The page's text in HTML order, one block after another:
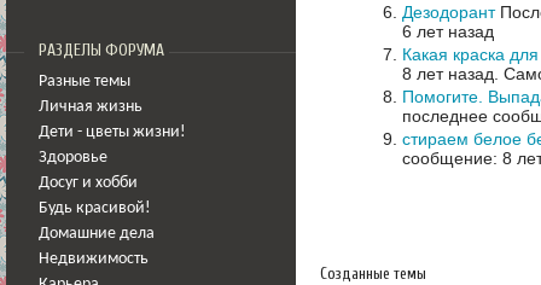
РАЗДЕЛЫ ФОРУМА
Разные темы
Личная жизнь
Дети - цветы жизни!
Здоровье
Досуг и хобби
Будь красивой!
Домашние дела
Недвижимость
Дезодорант
6 лет назад
Какая краска
8 лет назад.
Помогите.
последнее
стираем белое
сообщение: 8
Созданные темы